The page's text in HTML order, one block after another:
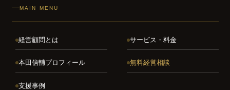
MAIN MENU
経営顧問とは
本田信輔プロフィール
支援事例
サービス・料金
無料経営相談